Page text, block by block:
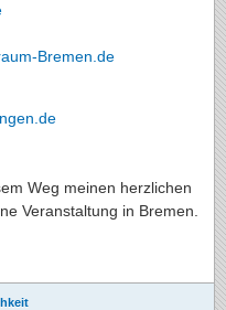
Bremen.de
Weg meinen herzlichen
Veranstaltung in Bremen.